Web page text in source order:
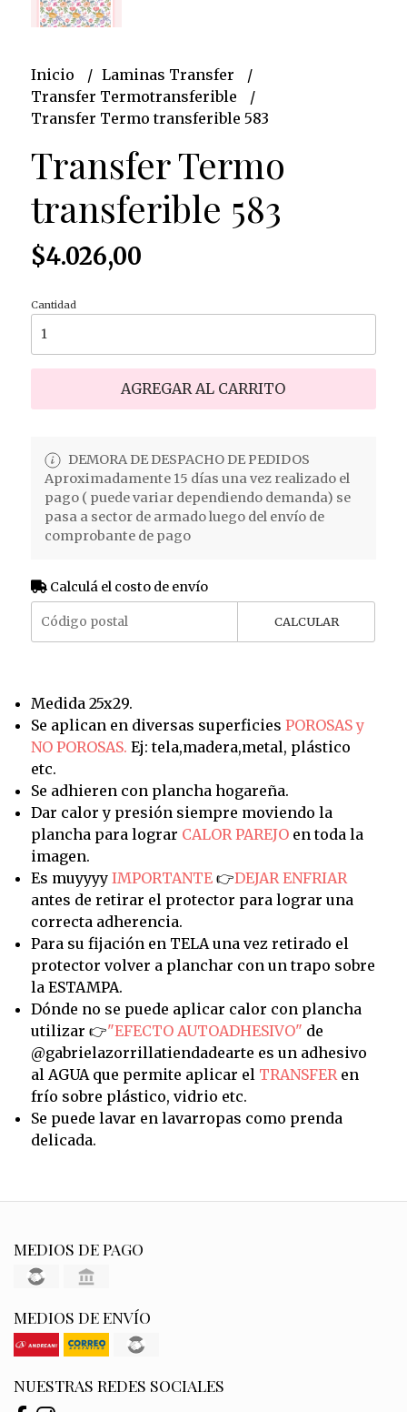
Inicio
Laminas Transfer
Transfer Termotransferible
Transfer Termo transferible 583
Transfer Termo
transferible 583
$4.026,00
Cantidad
AGREGAR AL CARRITO
DEMORA DE DESPACHO DE PEDIDOS
Aproximadamente 15 días una vez realizado el
pago ( puede variar dependiendo demanda) se
pasa a sector de armado luego del envío de
comprobante de pago
Calculá el costo de envío
CALCULAR
Medida 25x29.
Se aplican en diversas superficies POROSAS y
NO POROSAS. Ej: tela,madera,metal, plástico
etc.
Se adhieren con plancha hogareña.
Dar calor y presión siempre moviendo la
plancha para lograr CALOR PAREJOen toda la
imagen.
Es muyyyy IMPORTANTE👉DEJAR ENFRIAR
antes de retirar el protector para lograr una
correcta adherencia.
Para su fijación en TELA una vez retirado el
protector volver a planchar con un trapo sobre
la ESTAMPA.
Dónde no se puede aplicar calor con plancha
utilizar 👉"EFECTO AUTOADHESIVO" de
@gabrielazorrillatiendadearte es un adhesivo
al AGUA que permite aplicar el TRANSFERen
frío sobre plástico, vidrio etc.
Se puede lavar en lavarropas como prenda
delicada.
MEDIOS DE PAGO
MEDIOS DE ENVÍO
NUESTRAS REDES SOCIALES